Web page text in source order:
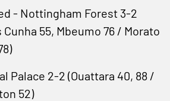
- Nottingham Forest 3-2
Cunha 55, Mbeumo 76 / Morato
Palace 2-2 (Ouattara 40, 88 /
52)